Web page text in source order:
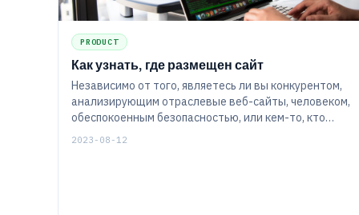
PRODUCT
Как узнать, где размещен сайт
Независимо от того, являетесь ли вы конкурентом,
анализирующим отраслевые веб-сайты, человеком,
обеспокоенным безопасностью, или кем-то, кто
хочет сменить хостинг-провайдера, статья «Как
2023-08-12